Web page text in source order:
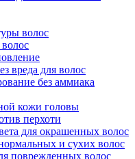
волос
вреда для волос
без аммиака
кожи головы
перхоти
для окрашенных волос
и сухих волос
поврежденных волос